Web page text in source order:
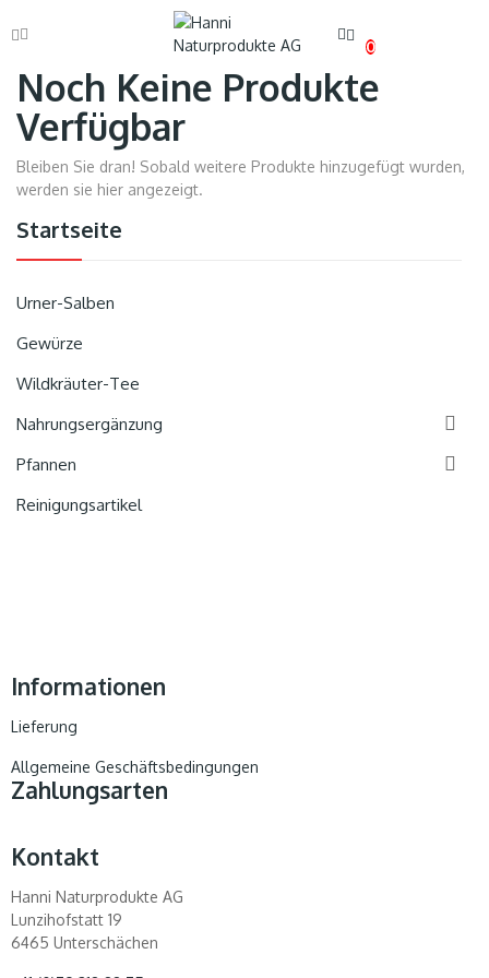
0
Startseite
Urner-Salben
Gewürze
Wildkräuter-Tee
Nahrungsergänzung

Pfannen 
Reinigungsartikel
Noch Keine Produkte
Verfügbar
Bleiben Sie dran! Sobald weitere Produkte hinzugefügt wurden,
werden sie hier angezeigt.
Informationen
Lieferung
Allgemeine Geschäftsbedingungen
Zahlungsarten
Kontakt
Hanni Naturprodukte AG
Lunzihofstatt 19
6465 Unterschächen